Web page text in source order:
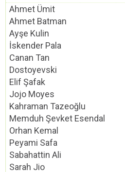
Ahmet Ümit
Ahmet Batman
Ayşe Kulin
İskender Pala
Canan Tan
Dostoyevski
Elif Şafak
Jojo Moyes
Kahraman Tazeoğlu
Memduh Şevket Esendal
Orhan Kemal
Peyami Safa
Sabahattin Ali
Sarah Jio